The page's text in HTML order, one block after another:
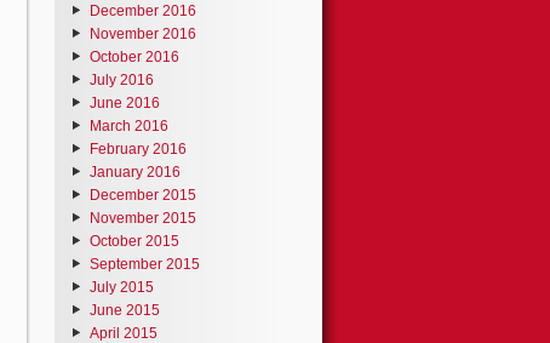
December 2016
November 2016
October 2016
July 2016
June 2016
March 2016
February 2016
January 2016
December 2015
November 2015
October 2015
September 2015
July 2015
June 2015
April 2015